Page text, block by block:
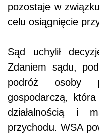
pozostaje w
celu osiągnięcie
Sąd uchylił
Zdaniem sądu,
podróż osoby
gospodarczą,
działalnością i
przychodu. WSA